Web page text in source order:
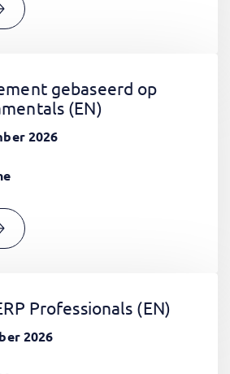
gebaseerd op
(EN)
2026
Professionals (EN)
2026